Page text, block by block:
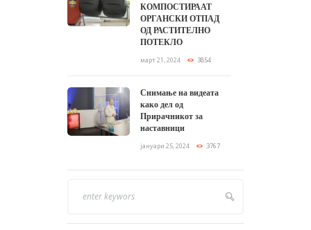
КОМПОСТИРААТ
ОРГАНСКИ ОТПАД
ОД РАСТИТЕЛНО
ПОТЕКЛО
март 21, 2024 3854
Снимање на видеата
како дел од
Прирачникот за
наставници
јануари 25, 2024 3767